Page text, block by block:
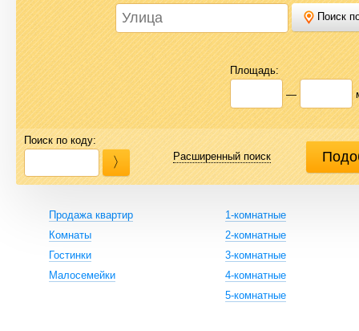
Поиск
Площадь:
—
Поиск по коду:
Расширенный поиск
Продажа квартир
Комнаты
Гостинки
Малосемейки
1-комнатные
2-комнатные
3-комнатные
4-комнатные
5-комнатные